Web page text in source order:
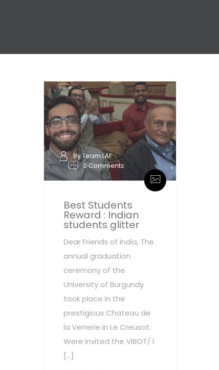
By Team LAF
0 Comments
Best Students
Reward : Indian
students glitter
Dear Friends of India, The
annual graduation
ceremony of the
University of Burgundy
took place in the
prestigious Chateau de
la Verrerie in Le Creusot.
Were invited the VIBOT/ I
[…]